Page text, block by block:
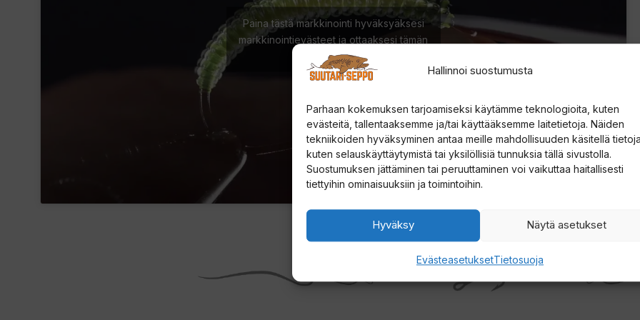
Hallinnoi suostumusta
Parhaan kokemuksen tarjoamiseksi käytämme teknologioita, kuten
evästeitä, tallentaaksemme ja/tai käyttääksemme laitetietoja. Näiden
tekniikoiden hyväksyminen antaa meille mahdollisuuden käsitellä
kuten selauskäyttäytymistä tai yksilöllisiä tunnuksia tällä sivustolla.
Suostumuksen jättäminen tai peruuttaminen voi vaikuttaa haitallisesti
tiettyihin ominaisuuksiin ja toimintoihin.
Hyväksy Näytä asetukset
EvästeasetuksetTietosuoja
Paina tästä markkinointi hyväksyäksesi
markkinointievästeet ja ottaaksesi tämän
sisällön käyttöön